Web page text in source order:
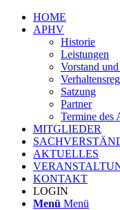
HOME
APHV
Historie
Leistungen
Vorstand
Satzung
Partner
Termine des
MITGLIEDER
AKTUELLES
KONTAKT
LOGIN
Menü Menü